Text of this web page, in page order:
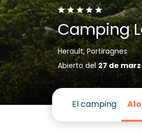
Camping
Herault, Portiragnes
Abierto del27 de
El camping